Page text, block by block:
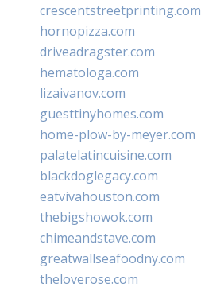
crescentstreetprinting.com
hornopizza.com
driveadragster.com
hematologa.com
lizaivanov.com
guesttinyhomes.com
home-plow-by-meyer.com
palatelatincuisine.com
blackdoglegacy.com
eatvivahouston.com
thebigshowok.com
chimeandstave.com
greatwallseafoodny.com
theloverose.com